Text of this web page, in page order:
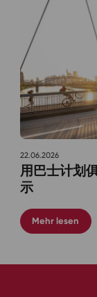
22.06.2026
用巴士计划
示
Mehr lesen